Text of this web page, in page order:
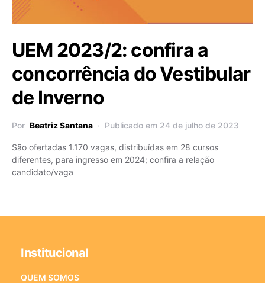
UEM 2023/2: confira a
concorrência do Vestibular
de Inverno
Por Beatriz Santana Publicado em 24 de julho de 2023
São ofertadas 1.170 vagas, distribuídas em 28 cursos
diferentes, para ingresso em 2024; confira a relação
candidato/vaga
Institucional
QUEM SOMOS